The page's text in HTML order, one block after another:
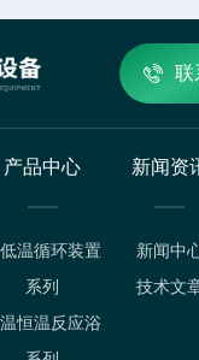
联
产品中心
温循环装置
系列
恒温反应浴
新闻资
新闻中
技术文